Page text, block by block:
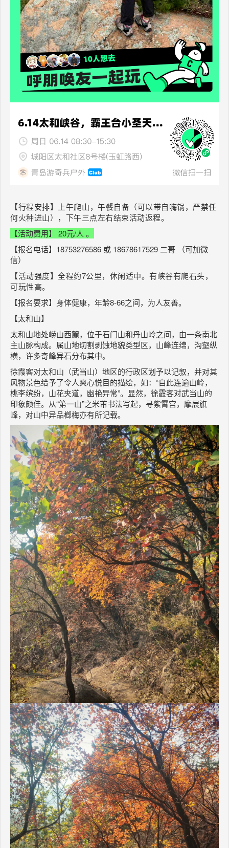
【行程安排】
上午爬山，午餐自备（可以带自嗨锅，严禁任
何火种进山），下午三点左右结束活动返程。
【活动费用】
20元/人 。
【报名电话】18753276586 或 18678617529 二哥 （可加微
信）
【活动强度】全程约7公里，休闲适中。有峡谷有爬石头，
可玩性高。
【报名要求】身体健康，年龄8-66之间，为人友善。
【太和山】
太和山地处崂山西麓，位于石门山和丹山岭之间，由一条南北
主山脉构成。属山地切割剥蚀地貌类型区，山峰连绵，沟壑纵
横，许多奇峰异石分布其中。
徐霞客对太和山（武当山）地区的行政区划予以记叙，并对其
风物景色给予了令人爽心悦目的描绘，如：“自此连逾山岭，
桃李缤纷，山花夹道，幽艳异常”。显然，徐霞客对武当山的
印象颇佳。从“第一山”之米芾书法写起，寻紫霄宫，摩展旗
峰，对山中异品榔梅亦有所记载。